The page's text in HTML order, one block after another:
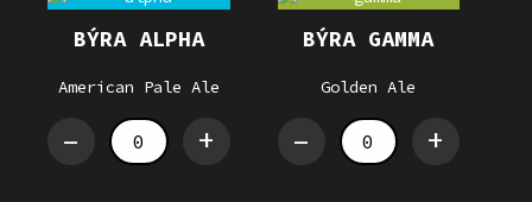
BÝRA ALPHA
American Pale Ale
– +
BÝRA GAMMA
Golden Ale
– +